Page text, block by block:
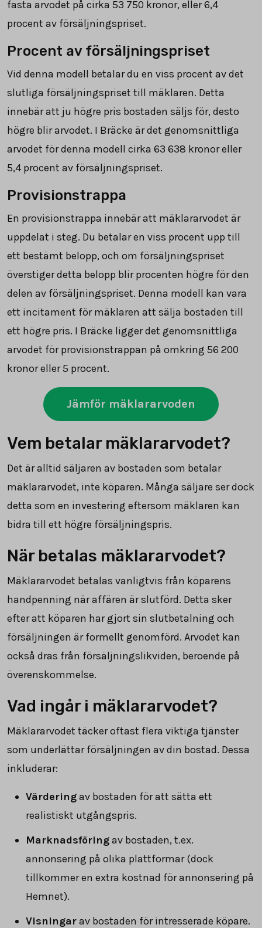
fasta arvodet på cirka 53 750 kronor, eller 6,4
procent av försäljningspriset.
Procent av försäljningspriset
Vid denna modell betalar du en viss procent av det
slutliga försäljningspriset till mäklaren. Detta
innebär att ju högre pris bostaden säljs för, desto
högre blir arvodet. I Bräcke är det genomsnittliga
arvodet för denna modell cirka 63 638 kronor eller
5,4 procent av försäljningspriset.
Provisionstrappa
En provisionstrappa innebär att mäklararvodet är
uppdelat i steg. Du betalar en viss procent upp till
ett bestämt belopp, och om försäljningspriset
överstiger detta belopp blir procenten högre för den
delen av försäljningspriset. Denna modell kan vara
ett incitament för mäklaren att sälja bostaden till
ett högre pris. I Bräcke ligger det genomsnittliga
arvodet för provisionstrappan på omkring 56 200
kronor eller 5 procent.
Jämför mäklararvoden
Vem betalar mäklararvodet?
Det är alltid säljaren av bostaden som betalar
mäklararvodet, inte köparen. Många säljare ser dock
detta som en investering eftersom mäklaren kan
bidra till ett högre försäljningspris.
När betalas mäklararvodet?
Mäklararvodet betalas vanligtvis från köparens
handpenning när affären är slutförd. Detta sker
efter att köparen har gjort sin slutbetalning och
försäljningen är formellt genomförd. Arvodet kan
också dras från försäljningslikviden, beroende på
överenskommelse.
Vad ingår i mäklararvodet?
Mäklararvodet täcker oftast flera viktiga tjänster
som underlättar försäljningen av din bostad. Dessa
inkluderar:
Värderingav bostaden för att sätta ett
realistiskt utgångspris.
Marknadsföringav bostaden, t.ex.
annonsering på olika plattformar (dock
tillkommer en extra kostnad för annonsering på
Hemnet).
Visningarav bostaden för intresserade köpare.